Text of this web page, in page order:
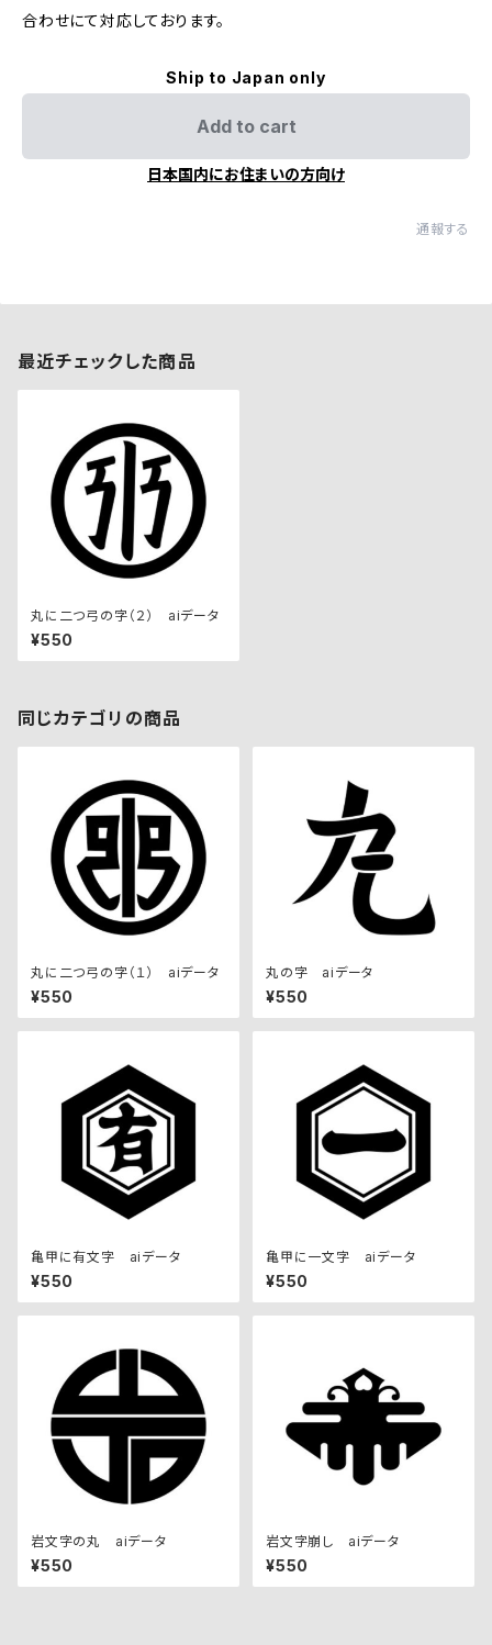
合わせにて対応しております。
Ship to Japan only
Add to cart
日本国内にお住まいの方向け
通報する
最近チェックした商品
丸に二つ弓の字（２） aiデータ
¥550
同じカテゴリの商品
丸に二つ弓の字（１） aiデータ
¥550
丸の字 aiデータ
¥550
亀甲に有文字 aiデータ
¥550
亀甲に一文字 aiデータ
¥550
岩文字の丸 aiデータ
¥550
岩文字崩し aiデータ
¥550